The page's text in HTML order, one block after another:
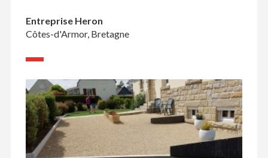
Entreprise Heron
Côtes-d'Armor, Bretagne